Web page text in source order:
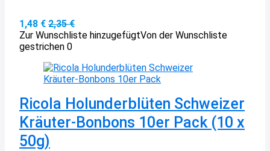
1,48 € 2,35 €
Zur Wunschliste hinzugefügtVon der Wunschliste
gestrichen 0
Ricola Holunderblüten Schweizer
Kräuter-Bonbons 10er Pack (10 x
50g)